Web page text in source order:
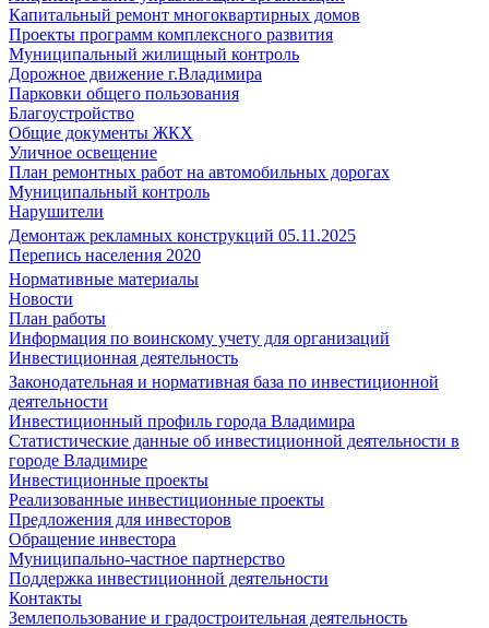
Капитальный ремонт многоквартирных домов
Проекты программ комплексного развития
Муниципальный жилищный контроль
Дорожное движение г.Владимира
Парковки общего пользования
Благоустройство
Общие документы ЖКХ
Уличное освещение
План ремонтных работ на автомобильных дорогах
Муниципальный контроль
Нарушители
Демонтаж рекламных конструкций 05.11.2025
Перепись населения 2020
Нормативные материалы
Новости
План работы
Информация по воинскому учету для организаций
Инвестиционная деятельность
Законодательная и нормативная база по инвестиционной
деятельности
Инвестиционный профиль города Владимира
Статистические данные об инвестиционной деятельности в
городе Владимире
Инвестиционные проекты
Реализованные инвестиционные проекты
Предложения для инвесторов
Обращение инвестора
Муниципально-частное партнерство
Поддержка инвестиционной деятельности
Контакты
Землепользование и градостроительная деятельность